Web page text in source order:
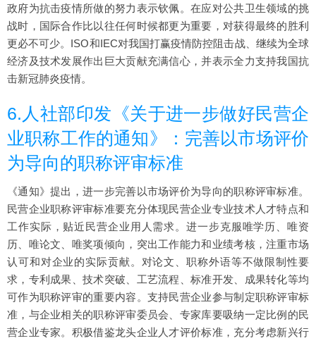
政府为抗击疫情所做的努力表示钦佩。在应对公共卫生领域的挑
战时，国际合作比以往任何时候都更为重要，对获得最终的胜利
更必不可少。ISO和IEC对我国打赢疫情防控阻击战、继续为全球
经济及技术发展作出巨大贡献充满信心，并表示全力支持我国抗
击新冠肺炎疫情。
6.人社部印发《关于进一步做好民营企
业职称工作的通知》：完善以市场评价
为导向的职称评审标准
《通知》提出，进一步完善以市场评价为导向的职称评审标准。
民营企业职称评审标准要充分体现民营企业专业技术人才特点和
工作实际，贴近民营企业用人需求。进一步克服唯学历、唯资
历、唯论文、唯奖项倾向，突出工作能力和业绩考核，注重市场
认可和对企业的实际贡献。对论文、职称外语等不做限制性要
求，专利成果、技术突破、工艺流程、标准开发、成果转化等均
可作为职称评审的重要内容。支持民营企业参与制定职称评审标
准，与企业相关的职称评审委员会、专家库要吸纳一定比例的民
营企业专家。积极借鉴龙头企业人才评价标准，充分考虑新兴行